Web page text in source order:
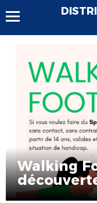
Walking
Vesgre